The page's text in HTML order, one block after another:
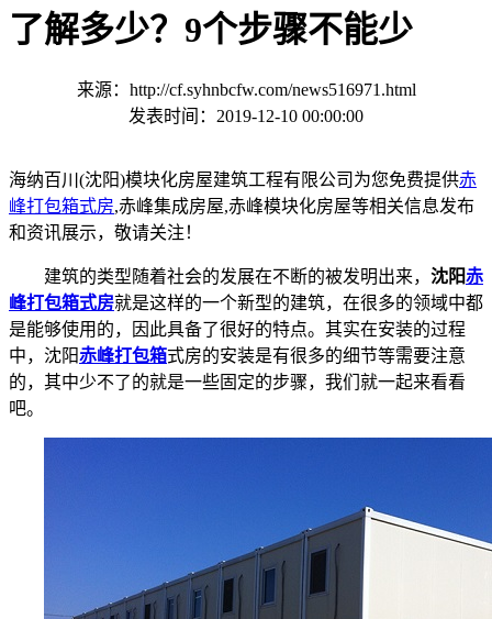
了解多少？9个步骤不能少
来源：http://cf.syhnbcfw.com/news516971.html
发表时间：2019-12-10 00:00:00
海纳百川(沈阳)模块化房屋建筑工程有限公司为您免费提供赤
峰打包箱式房,赤峰集成房屋,赤峰模块化房屋等相关信息发布
和资讯展示，敬请关注！
建筑的类型随着社会的发展在不断的被发明出来， 沈阳赤
峰打包箱式房就是这样的一个新型的建筑，在很多的领域中都
是能够使用的，因此具备了很好的特点。其实在安装的过程
中，沈阳赤峰打包箱式房的安装是有很多的细节等需要注意
的，其中少不了的就是一些固定的步骤，我们就一起来看看
吧。